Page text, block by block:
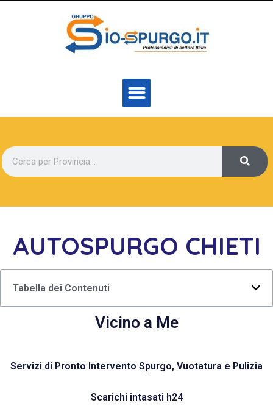
AUTOSPURGO CHIETI
Tabella dei Contenuti
Vicino a Me
Servizi di Pronto Intervento Spurgo, Vuotatura e Pulizia
Scarichi intasati h24